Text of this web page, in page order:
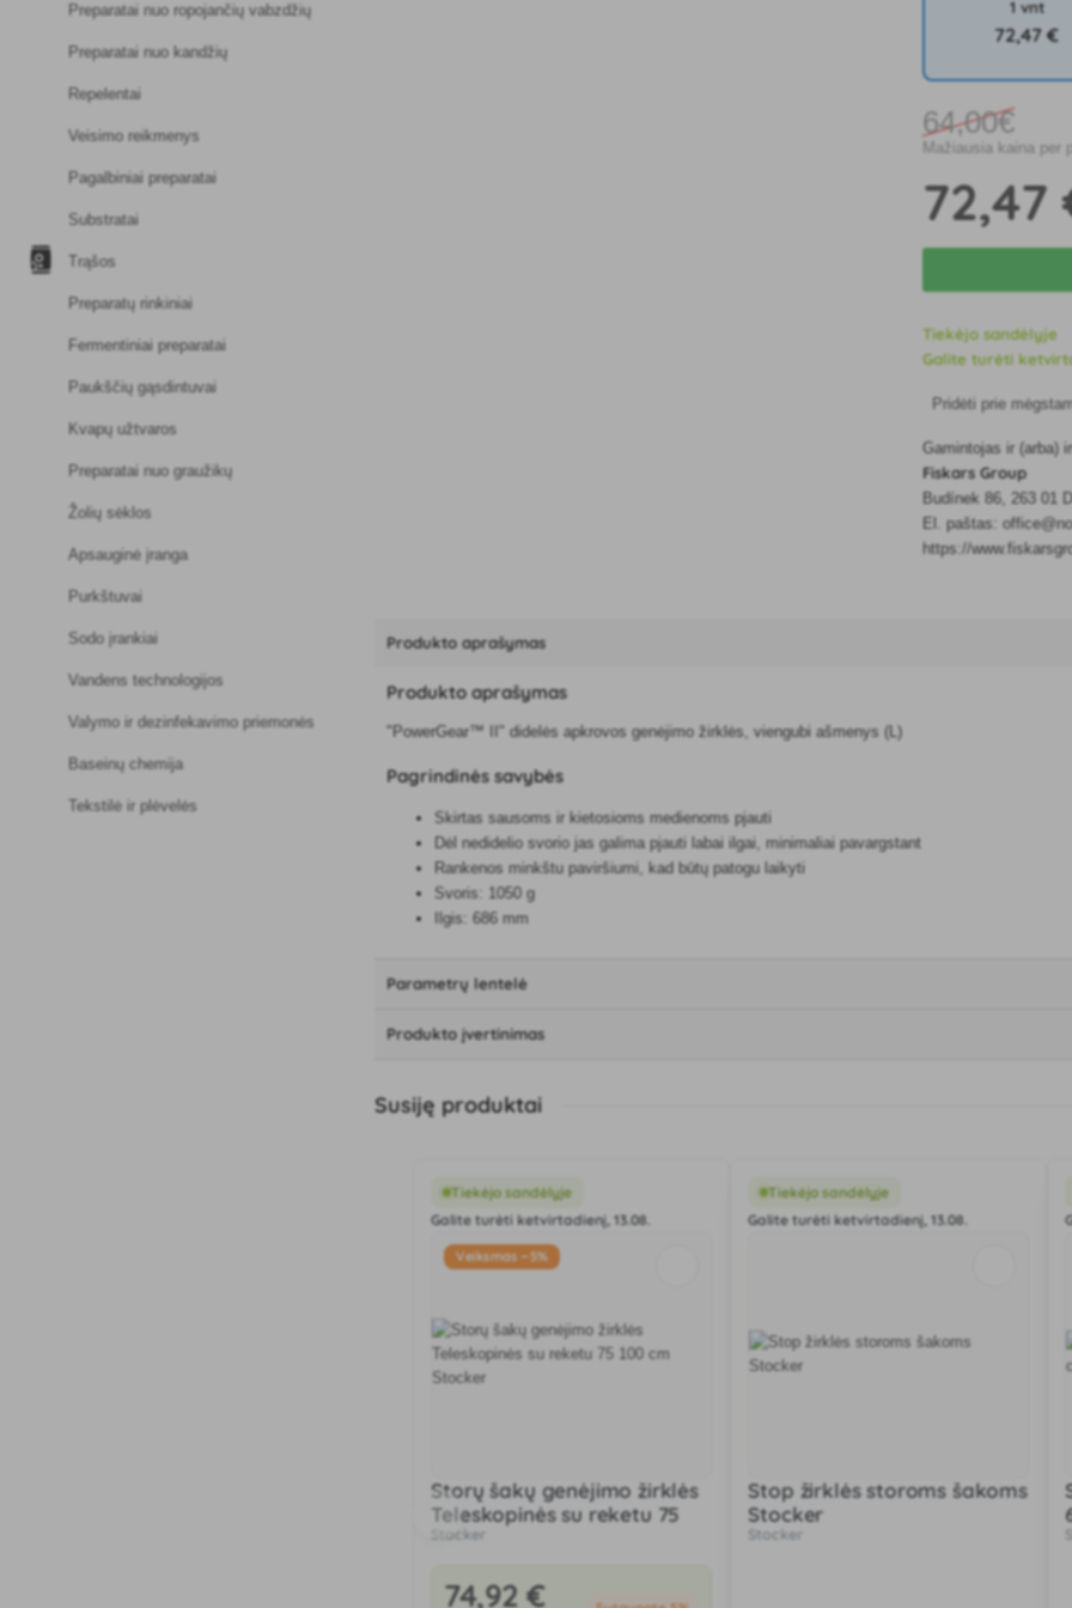
Preparatai nuo ropojančių vabzdžių
Preparatai nuo kandžių
Repelentai
Veisimo reikmenys
Pagalbiniai preparatai
Substratai
Trąšos
Preparatų rinkiniai
Fermentiniai preparatai
Paukščių gąsdintuvai
Kvapų užtvaros
Preparatai nuo graužikų
Žolių sėklos
Apsauginė įranga
Purkštuvai
Sodo įrankiai
Vandens technologijos
Valymo ir dezinfekavimo priemonės
Baseinų chemija
Tekstilė ir plėvelės
1 vnt
72,47 €
64,00€
Mažiausia kaina per
72,47
Tiekėjo sandėlyje
Galite turėti
Pridėti prie
Gamintojas ir (arba)
Fiskars Group
Budínek 86, 263 01
El. paštas:
https://
Produkto aprašymas
Produkto aprašymas
"PowerGear™ II" didelės apkrovos genėjimo žirklės, viengubi ašmenys (L)
Pagrindinės savybės
Skirtas sausoms ir kietosioms medienoms pjauti
Dėl nedidelio svorio jas galima pjauti labai ilgai, minimaliai pavargstant
Rankenos minkštu paviršiumi, kad būtų patogu laikyti
Svoris: 1050 g
Ilgis: 686 mm
Parametrų lentelė
Produkto įvertinimas
Susiję produktai
Tiekėjo sandėlyje
Galite turėti ketvirtadienį, 13.08.
Veiksmas −5%
Storų šakų genėjimo žirklės
Teleskopinės su reketu 75
100 cm Stocker
Stocker
74,92 €
Tiekėjo sandėlyje
Galite turėti ketvirtadienį, 13.08.
Stop žirklės storoms šakoms
Stocker
Stocker